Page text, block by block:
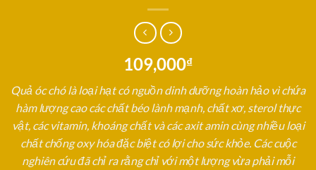
109,000₫
Quả óc chó là loại hạt có nguồn dinh dưỡng hoàn hảo vì chứa
hàm lượng cao các chất béo lành mạnh, chất xơ, sterol thực
vật, các vitamin, khoáng chất và các axit amin cùng nhiều loại
chất chống oxy hóa đặc biệt có lợi cho sức khỏe. Các cuộc
nghiên cứu đã chỉ ra rằng chỉ với một lượng vừa phải mỗi